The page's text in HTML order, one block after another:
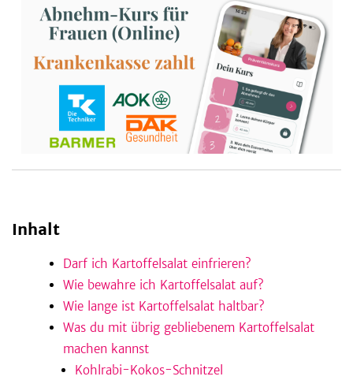
Inhalt
Darf ich Kartoffelsalat einfrieren?
Wie bewahre ich Kartoffelsalat auf?
Wie lange ist Kartoffelsalat haltbar?
Was du mit übrig gebliebenem Kartoffelsalat
machen kannst
Kohlrabi-Kokos-Schnitzel